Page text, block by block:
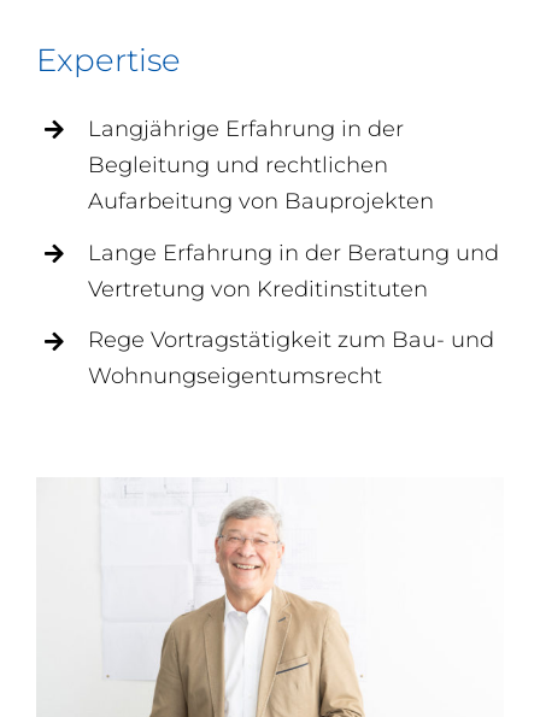
Expertise
Langjährige Erfahrung in der
Begleitung und rechtlichen
Aufarbeitung von Bauprojekten
Lange Erfahrung in der Beratung und
Vertretung von Kreditinstituten
Rege Vortragstätigkeit zum Bau- und
Wohnungseigentumsrecht